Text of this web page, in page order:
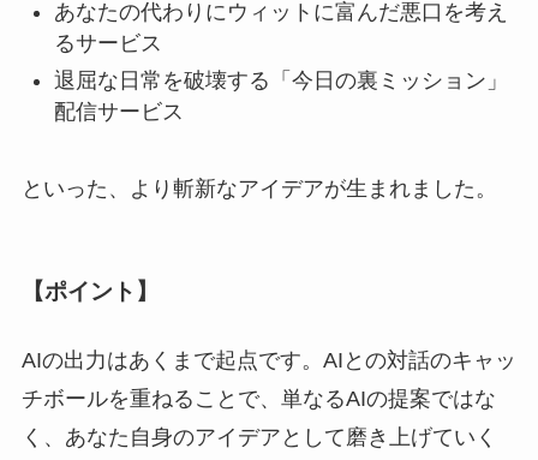
あなたの代わりにウィットに富んだ悪口を考え
るサービス
退屈な日常を破壊する「今日の裏ミッション」
配信サービス
といった、より斬新なアイデアが生まれました。
【ポイント】
AIの出力はあくまで起点です。AIとの対話のキャッ
チボールを重ねることで、単なるAIの提案ではな
く、あなた自身のアイデアとして磨き上げていく